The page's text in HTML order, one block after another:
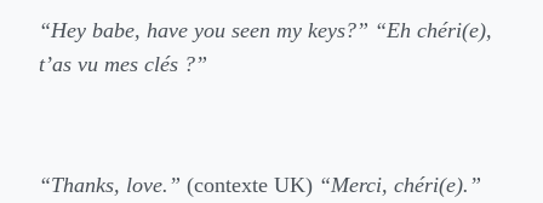
“Hey babe, have you seen my keys?” “Eh chéri(e),
t’as vu mes clés ?”
“Thanks, love.” (contexte UK) “Merci, chéri(e).”